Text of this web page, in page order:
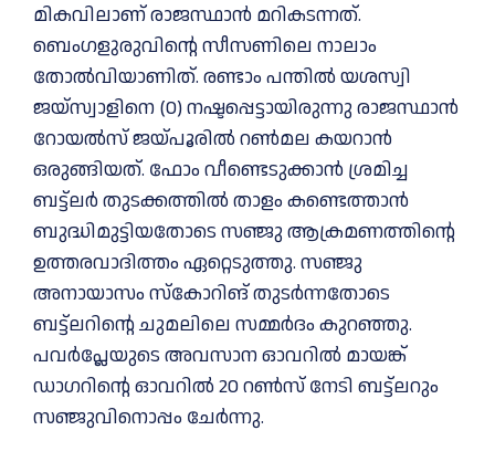
മികവിലാണ് രാജസ്ഥാന്‍ മറികടന്നത്.
ബെംഗളുരുവിന്റെ സീസണിലെ നാലാം
തോല്‍വിയാണിത്. രണ്ടാം പന്തില്‍ യശസ്വി
ജയ്‌സ്വാളിനെ (0) നഷ്ടപ്പെട്ടായിരുന്നു രാജസ്ഥാന്‍
റോയല്‍സ് ജയ്‌പൂരില്‍ റണ്‍മല കയറാന്‍
ഒരുങ്ങിയത്. ഫോം വീണ്ടെടുക്കാന്‍ ശ്രമിച്ച
ബട്ട്ലർ തുടക്കത്തില്‍ താളം കണ്ടെത്താന്‍
ബുദ്ധിമുട്ടിയതോടെ സഞ്ജു ആക്രമണത്തിന്റെ
ഉത്തരവാദിത്തം ഏറ്റെടുത്തു. സഞ്ജു
അനായാസം സ്കോറിങ് തുടർന്നതോടെ
ബട്ട്ലറിന്റെ ചുമലിലെ സമ്മർദം കുറഞ്ഞു.
പവർപ്ലേയുടെ അവസാന ഓവറില്‍ മായങ്ക്
ഡാഗറിന്റെ ഓവറില്‍ 20 റണ്‍സ് നേടി ബട്ട്ലറും
സഞ്ജുവിനൊപ്പം ചേർന്നു.